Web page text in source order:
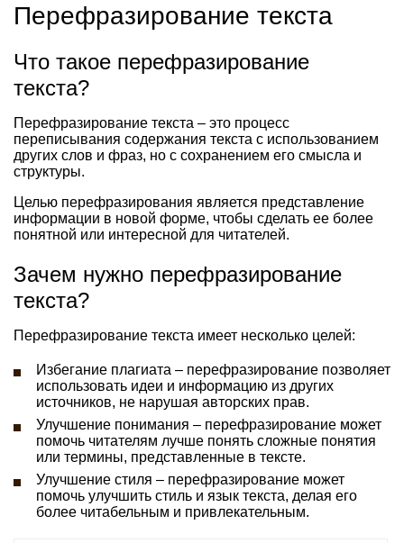
Перефразирование текста
Что такое перефразирование
текста?
Перефразирование текста – это процесс
переписывания содержания текста с использованием
других слов и фраз, но с сохранением его смысла и
структуры.
Целью перефразирования является представление
информации в новой форме, чтобы сделать ее более
понятной или интересной для читателей.
Зачем нужно перефразирование
текста?
Перефразирование текста имеет несколько целей:
Избегание плагиата – перефразирование позволяет
использовать идеи и информацию из других
источников, не нарушая авторских прав.
Улучшение понимания – перефразирование может
помочь читателям лучше понять сложные понятия
или термины, представленные в тексте.
Улучшение стиля – перефразирование может
помочь улучшить стиль и язык текста, делая его
более читабельным и привлекательным.